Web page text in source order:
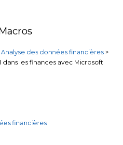
Analyse des données financières >
dans les finances avec Microsoft
financières